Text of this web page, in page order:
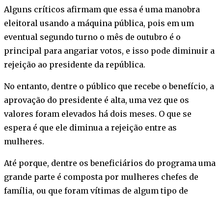
Alguns críticos afirmam que essa é uma manobra
eleitoral usando a máquina pública, pois em um
eventual segundo turno o mês de outubro é o
principal para angariar votos, e isso pode diminuir a
rejeição ao presidente da república.
No entanto, dentre o público que recebe o benefício, a
aprovação do presidente é alta, uma vez que os
valores foram elevados há dois meses. O que se
espera é que ele diminua a rejeição entre as
mulheres.
Até porque, dentre os beneficiários do programa uma
grande parte é composta por mulheres chefes de
família, ou que foram vítimas de algum tipo de